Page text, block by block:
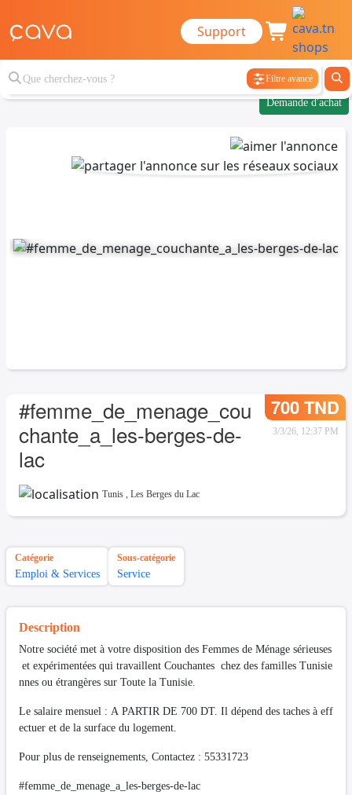
Support
Filtre avancé
Demande d'achat
#femme_de_menage_cou
chante_a_les-berges-de-
lac
700 TND
3/3/26, 12:37 PM
Tunis , Les Berges du Lac
Catégorie
Emploi & Services
Sous-catégorie
Service
Description
Notre société met à votre disposition des Femmes de Ménage sérieuses
et expérimentées qui travaillent Couchantes chez des familles Tunisie
nnes ou étrangères sur Toute la Tunisie.
Le salaire mensuel : A PARTIR DE 700 DT. Il dépend des taches à eff
ectuer et de la surface du logement.
Pour plus de renseignements, Contactez : 55331723
#femme_de_menage_a_les-berges-de-lac